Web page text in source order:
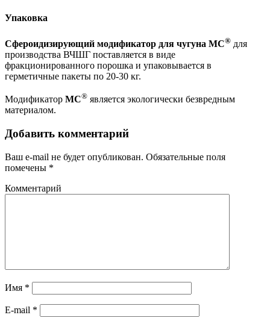
Упаковка
Сфероидизирующий модификатор для чугуна МС® для
производства ВЧШГ поставляется в виде
фракционированного порошка и упаковывается в
герметичные пакеты по 20-30 кг.
Модификатор МС® является экологически безвредным
материалом.
Добавить комментарий
Ваш e-mail не будет опубликован. Обязательные поля
помечены *
Комментарий
Имя *
E-mail *